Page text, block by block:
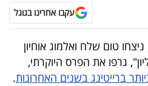
עקבו אחרינו בגוגל
טום שלח ואלמוג אוחיון
גרפו את הפרס היוקרתי,
ברייטינג בשנים האחרונות.